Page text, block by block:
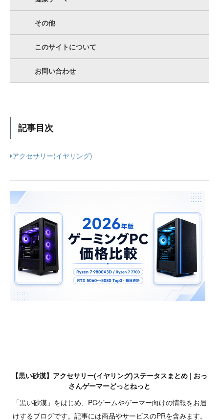
その他
このサイトについて
お問い合わせ
記事目次
アクセサリー(イヤリング)
【黒い砂漠】アクセサリー(イヤリング)ステータスまとめ | おっ
さんゲーマーどっとねっと
「黒い砂漠」をはじめ、PCゲームやゲーマー向けの情報をお届
けするブログです。記事には商品やサービスのPRを含みます。